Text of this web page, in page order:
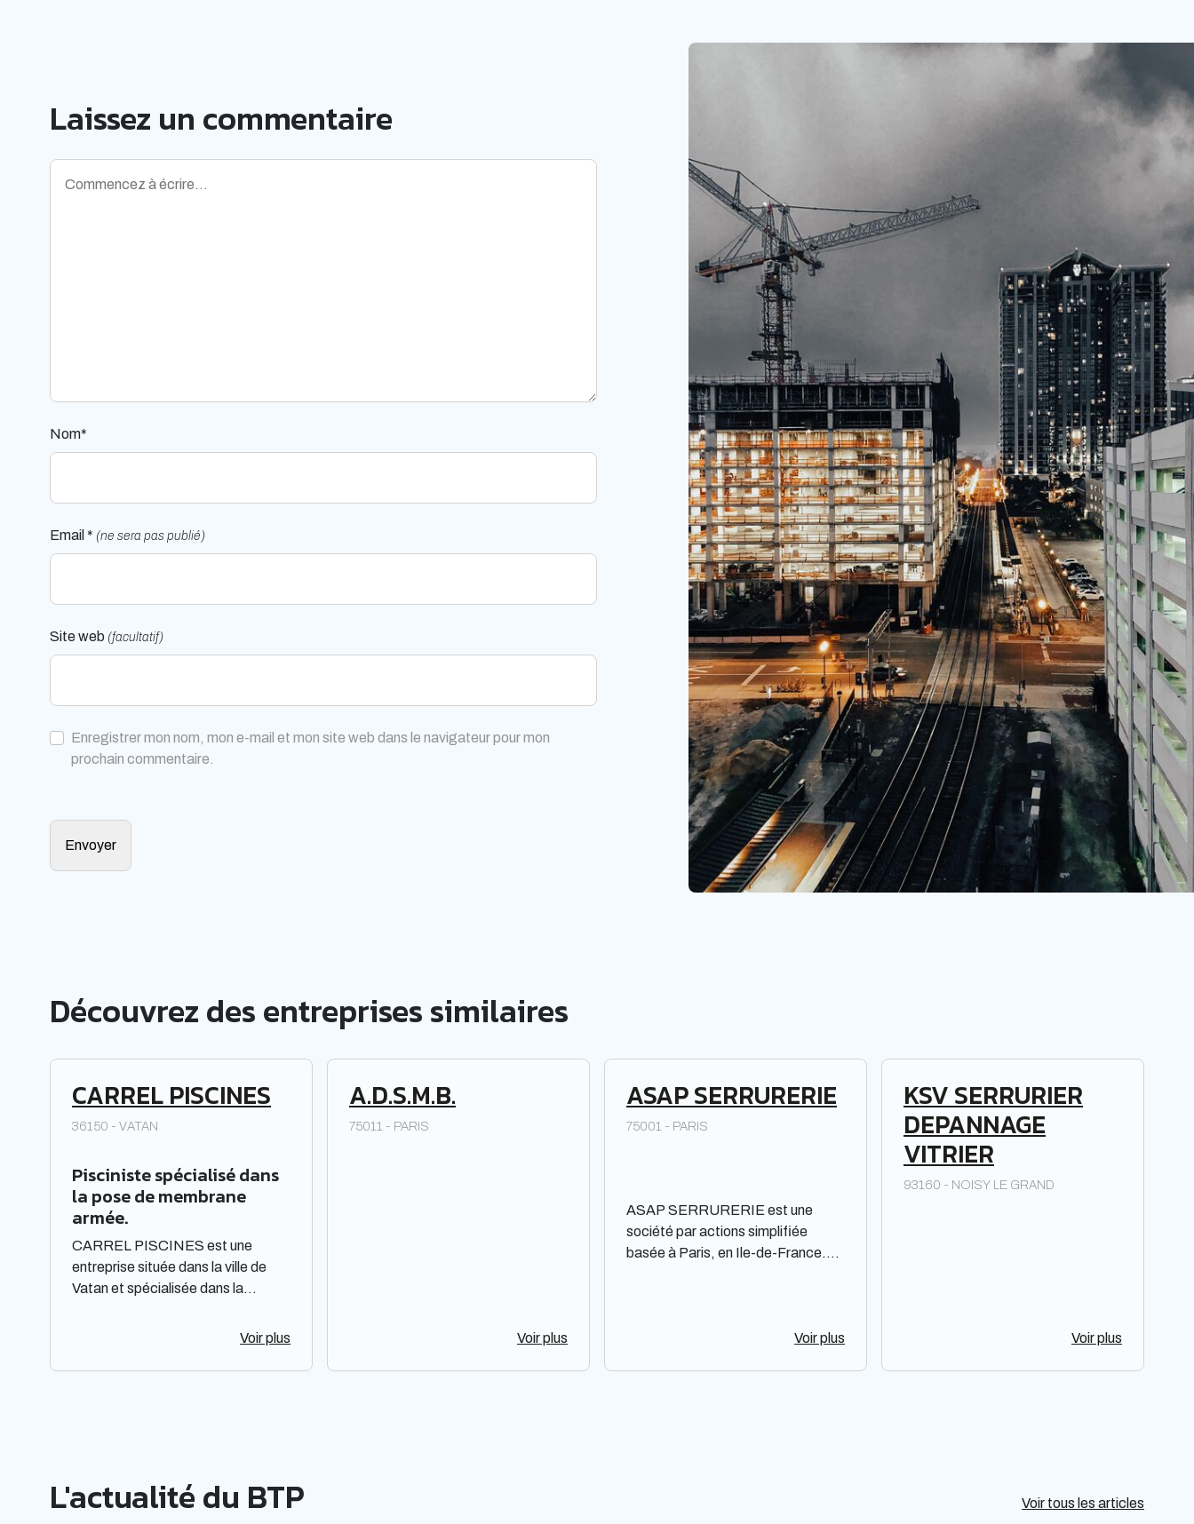
Laissez un commentaire
Nom*
Email * (ne sera pas publié)
Site web (facultatif)
Enregistrer mon nom, mon e-mail et mon site web dans le navigateur pour mon
prochain commentaire.
Découvrez des entreprises similaires
CARREL PISCINES
36150 - VATAN
Pisciniste spécialisé dans
la pose de membrane
armée.
CARREL PISCINES est une
entreprise située dans la ville de
Vatan et spécialisée dans la
piscines. Elle est constituée sous
limitée à associé unique. Située
faire et une expertise reconnus
Voir plus
A.D.S.M.B.
75011 - PARIS
Voir plus
ASAP SERRURERIE
75001 - PARIS
ASAP SERRURERIE est une
société par actions simplifiée
basée à Paris, en Ile-de-France.
réparation et le remplacement de
Voir plus
KSV SERRURIER
DEPANNAGE
VITRIER
93160 - NOISY LE GRAND
Voir plus
L'actualité du BTP Voir tous les articles